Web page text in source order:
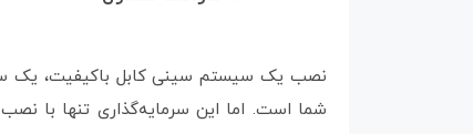
نصب یک سیستم سینی کابل باکیفیت، یک
شما است. اما این سرمایه‌گذاری تنها با